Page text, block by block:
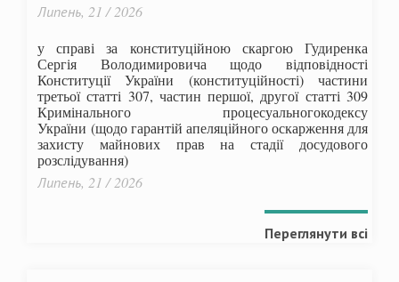
Липень, 21 / 2026
у справі за конституційною скаргою Гудиренка
Сергія Володимировича щодо відповідності
Конституції України (конституційності) частини
третьої статті 307, частин першої, другої статті 309
Кримінального процесуальногокодексу
України (щодо гарантій апеляційного оскарження для
захисту майнових прав на стадії досудового
розслідування)
Липень, 21 / 2026
Переглянути всі